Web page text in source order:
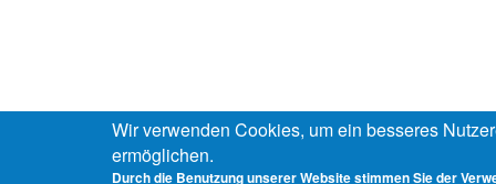
Wir verwenden Cookies, um ein besseres
ermöglichen.
Durch die Benutzung unserer Website stimmen Sie der